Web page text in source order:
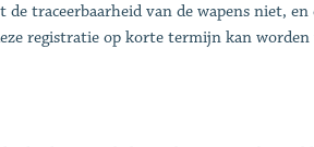
traceerbaarheid van de wapens niet,
registratie op korte termijn kan worden